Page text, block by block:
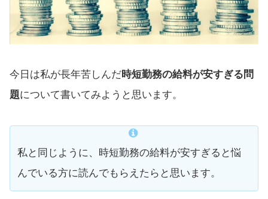
今日は私が長年苦しんだ時短勤務の給料が安すぎる問
題について書いてみようと思います。
私と同じように、時短勤務の給料が安すぎると悩
んでいる方に読んでもらえたらと思います。